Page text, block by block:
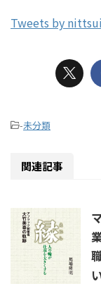
Tweets by nittsui
-未分類
関連記事